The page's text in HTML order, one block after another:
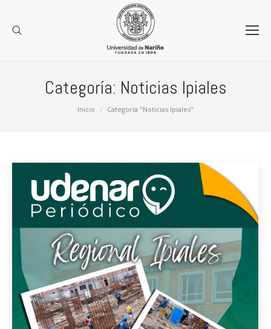
Categoría: Noticias Ipiales
Inicio Categoría "Noticias Ipiales"